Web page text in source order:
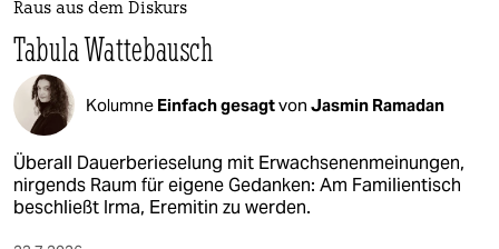
Raus aus dem Diskurs
Tabula Wattebausch
Kolumne Einfach gesagtvon Jasmin Ramadan
Überall Dauerberieselung mit Erwachsenenmeinungen,
nirgends Raum für eigene Gedanken: Am Familientisch
beschließt Irma, Eremitin zu werden.